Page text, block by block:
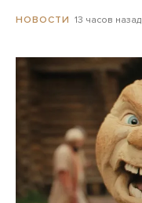
НОВОСТИ 13 часов назад